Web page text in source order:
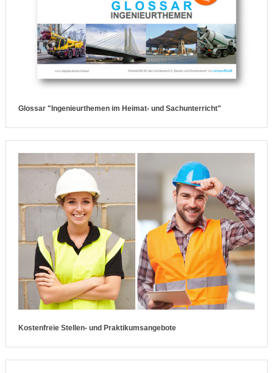
Glossar "Ingenieurthemen im Heimat- und Sachunterricht"
Kostenfreie Stellen- und Praktikumsangebote